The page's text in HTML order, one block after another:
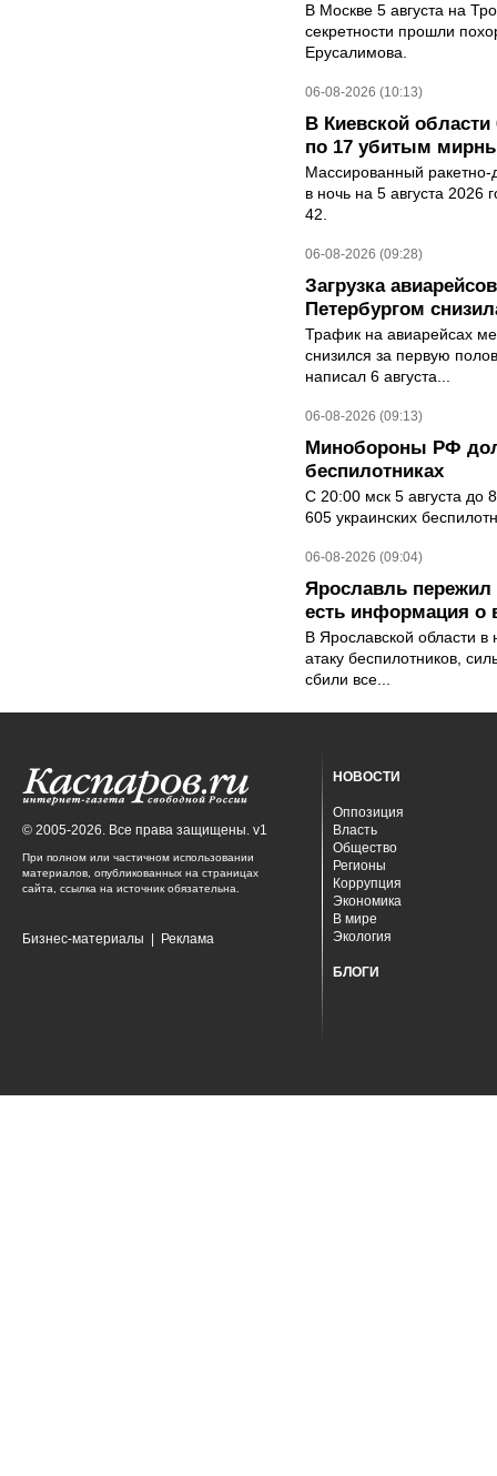
В Москве 5 августа на
секретности прошли
Ерусалимова.
06-08-2026 (10:13)
В Киевской
по 17 убитым
Массированный ракетно-
в ночь на 5 августа 2026
42.
06-08-2026 (09:28)
Загрузка
Петербургом
Трафик на авиарейсах
снизился за первую
написал 6 августа...
06-08-2026 (09:13)
Минобороны РФ
беспилотниках
С 20:00 мск 5 августа до
605 украинских
06-08-2026 (09:04)
Ярославль пережил
есть информация о
В Ярославской области в
атаку беспилотников,
сбили все...
© 2005-2026. Все права защищены. v1
При полном или частичном использовании
материалов, опубликованных на страницах
сайта, ссылка на источник обязательна.
Бизнес-материалы Реклама
НОВОСТИ
Оппозиция
Власть
Общество
Регионы
Коррупция
Экономика
В мире
Экология
БЛОГИ